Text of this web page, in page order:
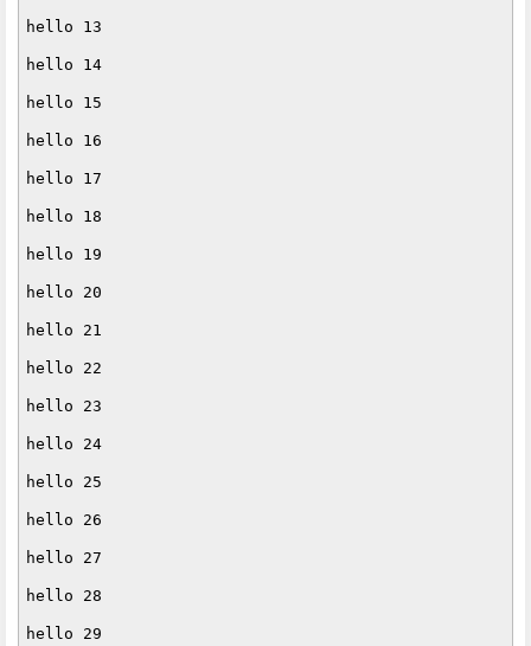
hello 13
hello 14
hello 15
hello 16
hello 17
hello 18
hello 19
hello 20
hello 21
hello 22
hello 23
hello 24
hello 25
hello 26
hello 27
hello 28
hello 29